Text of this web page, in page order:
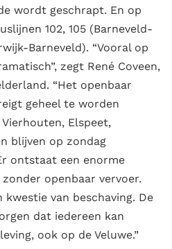
wordt geschrapt. En op
102, 105 (Barneveld-
Barneveld). “Vooral op
zegt René Coveen,
“Het openbaar
geheel te worden
Elspeet,
blijven op zondag
ontstaat een enorme
openbaar vervoer.
kwestie van beschaving. De
dat iedereen kan
ook op de Veluwe.”